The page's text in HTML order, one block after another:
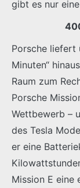
gibt es nur
Porsche liefert
Minuten“
Raum zum
Porsche
Wettbewerb –
des Tesla
er eine
Mission E eine